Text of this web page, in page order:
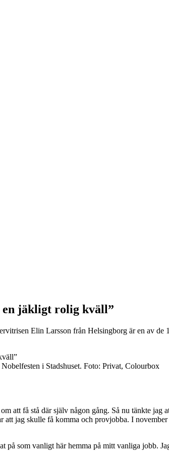
en jäkligt rolig kväll”
Elin Larsson från Helsingborg är en av de
i Stadshuset. Foto: Privat, Colourbox
att få stå där själv någon gång. Så nu tänkte jag
att jag skulle få komma och provjobba. I
på som vanligt här hemma på mitt vanliga jobb.